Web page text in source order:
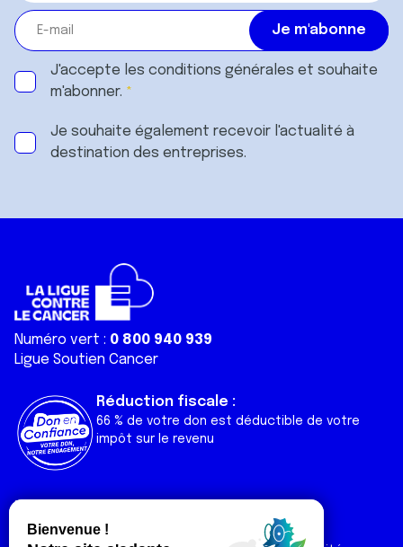
J'accepte les conditions générales et souhaite
m'abonner.
Je souhaite également recevoir l'actualité à
destination des entreprises.
Numéro vert : 0 800 940 939
Ligue Soutien Cancer
Réduction fiscale :
66 % de votre don est déductible de votre
impôt sur le revenu
Liens utiles
Nos actualités